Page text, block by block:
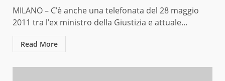
MILANO – C’è anche una telefonata del 28 maggio
2011 tra l’ex ministro della Giustizia e attuale...
Read More